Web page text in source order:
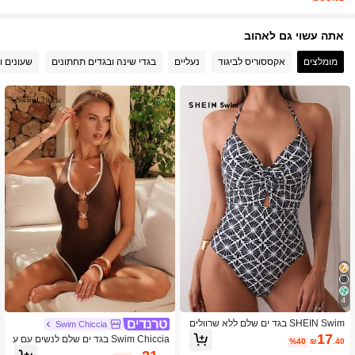
אתה עשוי גם לאהוב
מומלצים אקססוריס לביגוד נעליים בגדי שינה ובגדים תחתונים שעונים
4
SHEIN Swim בגד ים שלם ללא שרוולים
עם הדפס חזית טוויסט, בגד ים שלם אופ
נתי לקיץ₪17.40
%40
Swim Chiccia
Swim Chiccia בגד ים שלם לנשים עם ע
יטור מתכת בצבע אחיד, אביב/קיץ